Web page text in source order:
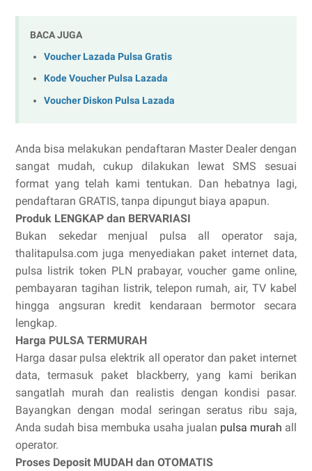
BACA JUGA
Voucher Lazada Pulsa Gratis
Kode Voucher Pulsa Lazada
Voucher Diskon Pulsa Lazada
Anda bisa melakukan pendaftaran Master Dealer dengan
sangat mudah, cukup dilakukan lewat SMS sesuai
format yang telah kami tentukan. Dan hebatnya lagi,
pendaftaran GRATIS, tanpa dipungut biaya apapun.
Produk LENGKAP dan BERVARIASI
Bukan sekedar menjual pulsa all operator saja,
thalitapulsa.com juga menyediakan paket internet data,
pulsa listrik token PLN prabayar, voucher game online,
pembayaran tagihan listrik, telepon rumah, air, TV kabel
hingga angsuran kredit kendaraan bermotor secara
lengkap.
Harga PULSA TERMURAH
Harga dasar pulsa elektrik all operator dan paket internet
data, termasuk paket blackberry, yang kami berikan
sangatlah murah dan realistis dengan kondisi pasar.
Bayangkan dengan modal seringan seratus ribu saja,
Anda sudah bisa membuka usaha jualan pulsa murah all
operator.
Proses Deposit MUDAH dan OTOMATIS